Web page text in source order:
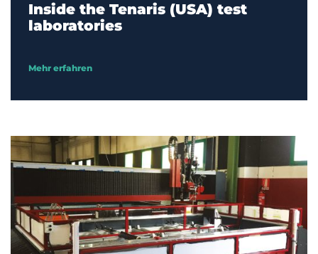
Inside the Tenaris (USA) test
laboratories
Mehr erfahren